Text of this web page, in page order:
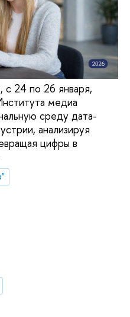
24 по 26 января,
медиа
среду дата-
анализируя
цифры в